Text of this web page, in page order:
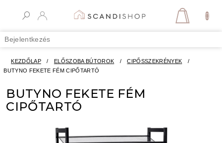
Bejelentkezés
KOSÁR
KEZDŐLAP / ELŐSZOBA BÚTOROK / CIPŐSSZEKRÉNYEK
/
BUTYNO FEKETE FÉM CIPŐTARTÓ
BUTYNO FEKETE FÉM
CIPŐTARTÓ